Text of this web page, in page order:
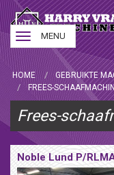
Toggle
navigation
MENU
HOME GEBRUIKTE
FREES-
Frees-
Noble Lund P/